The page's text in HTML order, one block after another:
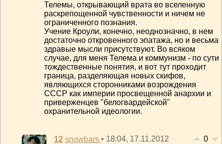
Телемы, открывающий врата во вселенную
раскрепощенной чувственности и ничем не
ограниченного познания.
Учение Кроули, конечно, неоднозначно, в нем
достаточно откровенного эпатажа, но и весьма
здравые мысли присутствуют. Во всяком
случае, для меня Телема и коммунизм - по сути
тождественные понятия, и вот тут проходит
граница, разделяющая новых скифов,
являющихся сторонниками возрождения
СССР как империи просвещенной анархии и
приверженцев "белогвардейской"
охранительной идеологии.
0
12 snowbars • 18:04, 17.11.2012